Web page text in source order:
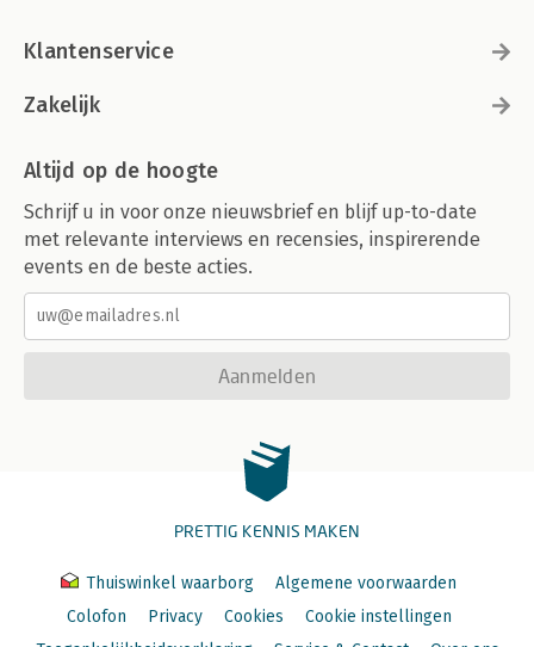
Klantenservice
Zakelijk
Altijd op de hoogte
Schrijf u in voor onze nieuwsbrief en blijf up-to-date
met relevante interviews en recensies, inspirerende
events en de beste acties.
Aanmelden
PRETTIG KENNIS MAKEN
Thuiswinkel waarborg
Algemene voorwaarden
Colofon
Privacy Cookies
Cookie instellingen